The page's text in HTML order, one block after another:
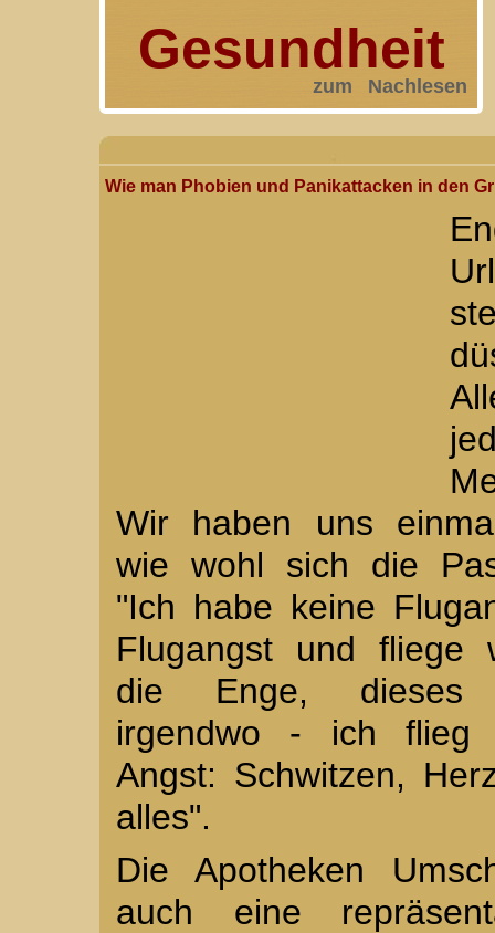
Gesundheit
zum Nachlesen
Wie man Phobien und Panikattacken in den
Wir haben uns
wie wohl sich die
"Ich habe keine
Flugangst und fliege
die Enge, dieses
irgendwo - ich flieg
Angst: Schwitzen,
alles".
Die Apotheken
auch eine